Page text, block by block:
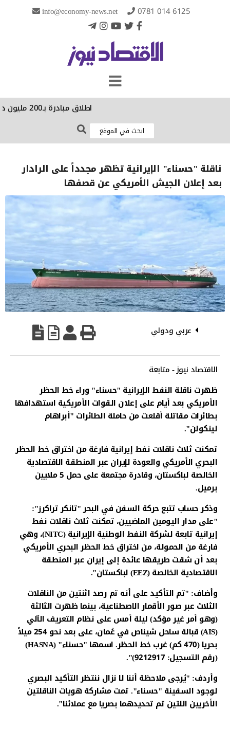
info@economy-news.net 0781 014 6125
اطلاق مبادرة بـ200 مليون دولار لإنقاذ 100 كائن حي مهدد في 30 دولة
ناقلة "حسناء" الإيرانية تظهر مجدداً على الرادار
بعد إعلان الجيش الأمريكي عن قصفها
عربي ودولي
الاقتصاد نيوز - متابعة
ظهرت ناقلة النفط الإيرانية "حسناء" وراء خط الحظر
الأمريكي بعد أيام على إعلان القوات الأمريكية استهدافها
بطائرات مقاتلة أقلعت من حاملة الطائرات "أبراهام
لينكولن".
تمكنت ثلاث ناقلات نفط إيرانية فارغة من اختراق خط الحظر
البحري الأمريكي والعودة لإيران عبر المنطقة الاقتصادية
الخالصة لباكستان، وقادرة مجتمعة على حمل 5 ملايين
برميل.
وذكر حساب تتبع حركة السفن في البحر "تانكر تراكرز":
"على مدار اليومين الماضيين، تمكنت ثلاث ناقلات نفط
إيرانية تابعة لشركة النفط الوطنية الإيرانية (NITC)، وهي
فارغة من الحمولة، من اختراق خط الحظر البحري الأمريكي
بعد أن شقت طريقها عائدة إلى إيران عبر المنطقة
الاقتصادية الخالصة (EEZ) لباكستان".
وأضاف: "تم التأكيد على أنه تم رصد اثنتين من الناقلات
الثلاث عبر صور الأقمار الاصطناعية، بينما ظهرت الثالثة
(وهو أمر غير مؤكد) ليلة أمس على نظام التعريف الآلي
(AIS) قبالة ساحل شيناص في عُمان، على بعد نحو 254 ميلاً
بحريا (470 كم) غرب خط الحظر. اسمها "حسناء" (HASNA)
(رقم التسجيل: 9212917)".
وأردف: "يُرجى ملاحظة أننا لا نزال ننتظر التأكيد البصري
لوجود السفينة "حسناء". تمت مشاركة هويات الناقلتين
الأخريين اللتين تم تحديدهما بصريا مع عملائنا".